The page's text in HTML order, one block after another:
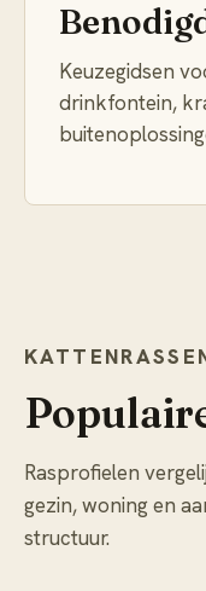
Keuzegidsen
drinkfontein,
Rasprofielen
gezin, woning en
structuur.